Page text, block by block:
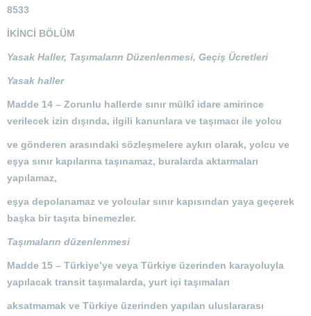
8533
İKİNCİ BÖLÜM
Yasak Haller, Taşımaların Düzenlenmesi, Geçiş Ücretleri
Yasak haller
Madde 14 – Zorunlu hallerde sınır mülkî idare amirince
verilecek izin dışında, ilgili kanunlara ve taşımacı ile yolcu
ve gönderen arasındaki sözleşmelere aykırı olarak, yolcu ve
eşya sınır kapılarına taşınamaz, buralarda aktarmaları
yapılamaz,
eşya depolanamaz ve yolcular sınır kapısından yaya geçerek
başka bir taşıta binemezler.
Taşımaların düzenlenmesi
Madde 15 – Türkiye’ye veya Türkiye üzerinden karayoluyla
yapılacak transit taşımalarda, yurt içi taşımaları
aksatmamak ve Türkiye üzerinden yapılan uluslararası